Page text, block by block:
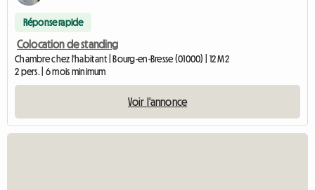
Réponse rapide
Colocation de standing
Chambre chez l'habitant | Bourg-en-Bresse (01000) | 12 M2
2 pers. | 6 mois minimum
Voir l'annonce